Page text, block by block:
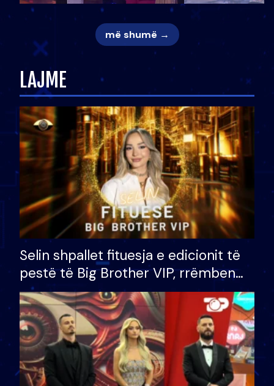
më shumë →
LAJME
Selin shpallet fituesja e edicionit të
pestë të Big Brother VIP, rrëmben
çmimin e madh prej 100 mijë eurosh